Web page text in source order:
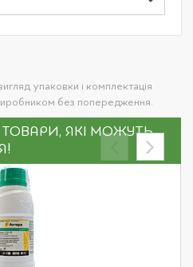
упаковки і комплектація
без попередження.
ЯКІ МОЖУТЬ